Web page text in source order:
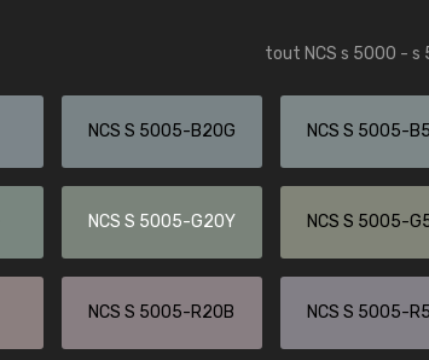
tout NCS s 5000 - s
NCS S 5005-B20G NCS S 5005-
NCS S 5005-G20Y NCS S 5005-
NCS S 5005-R20B NCS S 5005-